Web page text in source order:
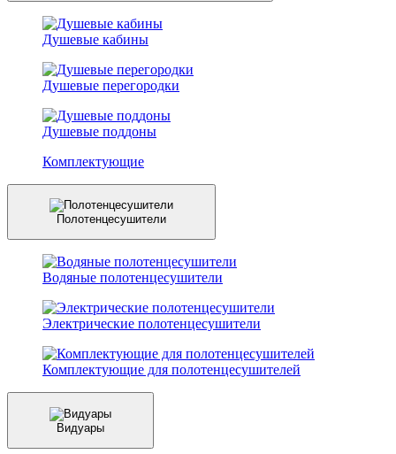
Душевые кабины
Душевые перегородки
Душевые поддоны
Комплектующие
Полотенцесушители
Водяные полотенцесушители
Электрические полотенцесушители
Комплектующие для полотенцесушителей
Видуары